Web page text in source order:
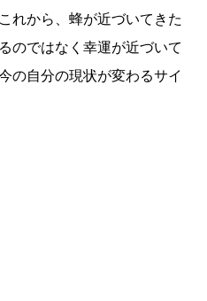
れから、蜂が近づいてきた
のではなく幸運が近づいて
の自分の現状が変わるサイ